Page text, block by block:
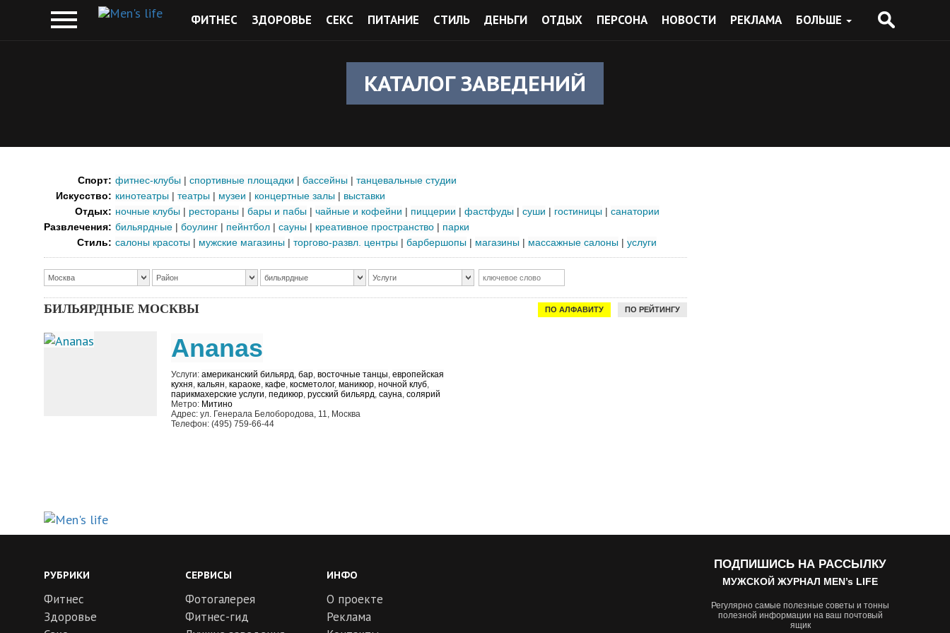
ФИТНЕС ЗДОРОВЬЕ СЕКС ПИТАНИЕ СТИЛЬ ДЕНЬГИ ОТДЫХ ПЕРСОНА НОВОСТИ РЕКЛАМА БОЛЬШЕ
КАТАЛОГ ЗАВЕДЕНИЙ
Спорт: фитнес-клубы | спортивные площадки | бассейны | танцевальные студии
Искусство: кинотеатры | театры | музеи | концертные залы | выставки
Отдых: ночные клубы | рестораны | бары и пабы | чайные и кофейни | пиццерии | фастфуды | суши | гостиницы | санатории
Развлечения: бильярдные | боулинг | пейнтбол | сауны | креативное пространство | парки
Стиль: салоны красоты | мужские магазины | торгово-развл. центры | барбершопы | магазины | массажные салоны | услуги
Москва Район бильярдные Услуги
БИЛЬЯРДНЫЕ МОСКВЫ ПО РЕЙТИНГУ
ПО АЛФАВИТУ
Ananas
Услуги: американский бильярд, бар, восточные танцы, европейская
кухня, кальян, караоке, кафе, косметолог, маникюр, ночной клуб,
парикмахерские услуги, педикюр, русский бильярд, сауна, солярий
Метро: Митино
Адрес: ул. Генерала Белобородова, 11, Москва
Телефон: (495) 759-66-44
ПОДПИШИСЬ НА РАССЫЛКУ
МУЖСКОЙ ЖУРНАЛ MEN’s LIFE
Регулярно самые полезные советы и тонны
полезной информации на ваш почтовый
ящик
РУБРИКИ
Фитнес
Здоровье
СЕРВИСЫ
Фотогалерея
Фитнес-гид
ИНФО
О проекте
Реклама